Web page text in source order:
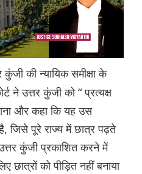
की न्यायिक समीक्षा के
ने उत्तर कुंजी को “ प्रत्यक्ष
और कहा ‌कि यह उस
जिसे पूरे राज्य में छात्र पढ़ते
कुंजी प्रकाशित करने में
छात्रों को पीड़ित नहीं बनाया